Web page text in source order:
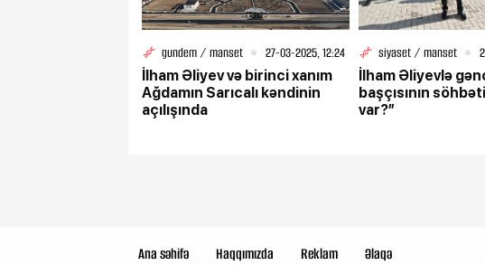
gundem / manset
27-03-2025, 12:24
İlham Əliyev və birinci xanım
Ağdamın Sarıcalı kəndinin
açılışında
siyaset / manset
İlham Əliyevlə
başçısının
var?”
Ana səhifə Haqqımızda Reklam Əlaqə